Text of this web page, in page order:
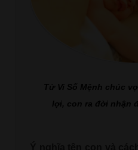
Tử Vi Số Mệnh chúc
lợi, con ra đời nhận